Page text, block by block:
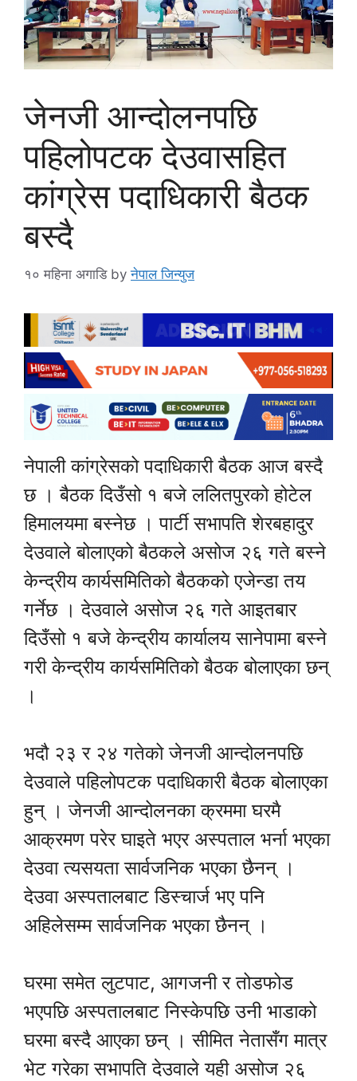
जेनजी आन्दोलनपछि
पहिलोपटक देउवासहित
कांग्रेस पदाधिकारी बैठक
बस्दै
१० महिना अगाडि byनेपाल जिन्युज
नेपाली कांग्रेसको पदाधिकारी बैठक आज बस्दै
छ । बैठक दिउँसो १ बजे ललितपुरको होटेल
हिमालयमा बस्नेछ । पार्टी सभापति शेरबहादुर
देउवाले बोलाएको बैठकले असोज २६ गते बस्ने
केन्द्रीय कार्यसमितिको बैठकको एजेन्डा तय
गर्नेछ । देउवाले असोज २६ गते आइतबार
दिउँसो १ बजे केन्द्रीय कार्यालय सानेपामा बस्ने
गरी केन्द्रीय कार्यसमितिको बैठक बोलाएका छन्
।
भदौ २३ र २४ गतेको जेनजी आन्दोलनपछि
देउवाले पहिलोपटक पदाधिकारी बैठक बोलाएका
हुन् । जेनजी आन्दोलनका क्रममा घरमै
आक्रमण परेर घाइते भएर अस्पताल भर्ना भएका
देउवा त्यसयता सार्वजनिक भएका छैनन् ।
देउवा अस्पतालबाट डिस्चार्ज भए पनि
अहिलेसम्म सार्वजनिक भएका छैनन् ।
घरमा समेत लुटपाट, आगजनी र तोडफोड
भएपछि अस्पतालबाट निस्केपछि उनी भाडाको
घरमा बस्दै आएका छन् । सीमित नेतासँग मात्र
भेट गरेका सभापति देउवाले यही असोज २६